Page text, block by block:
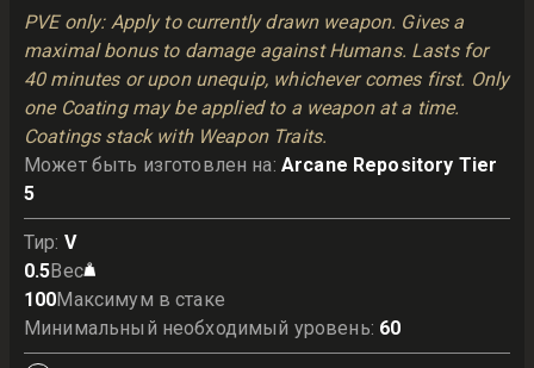
PVE only: Apply to currently drawn weapon. Gives a
maximal bonus to damage against Humans. Lasts for
40 minutes or upon unequip, whichever comes first. Only
one Coating may be applied to a weapon at a time.
Coatings stack with Weapon Traits.
Может быть изготовлен на: Arcane Repository Tier
5
Тир: V
0.5Вес
100Максимум в стаке
Минимальный необходимый уровень: 60